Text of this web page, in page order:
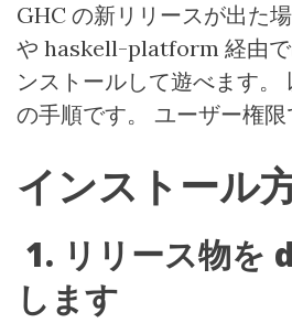
GHC の新リリースが出た場
や haskell-platform 経由
ンストールして遊べます。
の手順です。 ユーザー権限
インストール
1. リリース物を
します